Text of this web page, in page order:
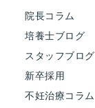
院長コラム
培養士ブログ
スタッフブログ
新卒採用
不妊治療コラム